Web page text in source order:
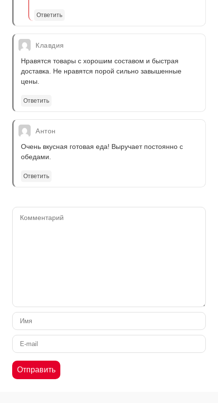
Ответить
Клавдия
Нравятся товары с хорошим составом и быстрая
доставка. Не нравятся порой сильно завышенные
цены.
Ответить
Антон
Очень вкусная готовая еда! Выручает постоянно с
обедами.
Ответить